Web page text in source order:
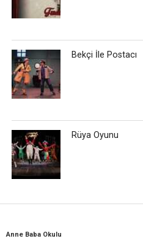
Bekçi İle Postacı
Rüya Oyunu
Anne Baba Okulu